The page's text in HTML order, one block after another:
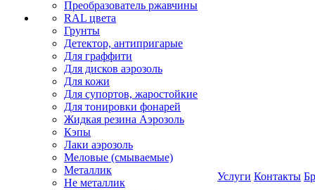
Преобразователь ржавчины
RAL цвета
Грунты
Детектор, антипригарые
Для граффити
Для дисков аэрозоль
Для кожи
Для супортов, жаростойкие
Для тонировки фонарей
Жидкая резина Аэрозоль
Кэпы
Лаки аэрозоль
Меловые (смываемые)
Металлик
Не металлик
Услуги Контакты